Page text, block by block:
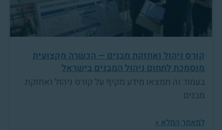
קורס ניהול ואחזקת מבנים — הכשרה מקצועית
מוסמכת לתחום ניהול המבנים בישראל
בעמוד זה תמצאו מידע מקיף על קורס ניהול ואחזקת
מבנים
למאמר המלא »